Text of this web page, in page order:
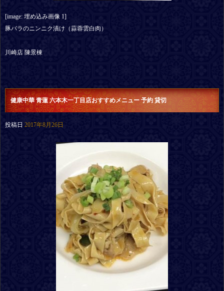
[image: 埋め込み画像 1]
豚バラのニンニク漬け（蒜蓉雲白肉）
川崎店 陳景棟
健康中華 青蓮 六本木一丁目店おすすめメニュー 予約 貸切
投稿日 2017年8月26日